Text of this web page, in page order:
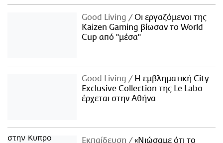
Good Living
Οι εργαζόμενοι της
Kaizen Gaming βίωσαν το World
Cup από "μέσα"
Good Living
Η εμβληματική City
Exclusive Collection της Le Labo
έρχεται στην Αθήνα
Εκπαίδευση
«Νιώσαμε ότι το